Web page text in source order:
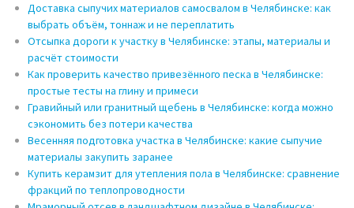
Доставка сыпучих материалов самосвалом в Челябинске: как
выбрать объём, тоннаж и не переплатить
Отсыпка дороги к участку в Челябинске: этапы, материалы и
расчёт стоимости
Как проверить качество привезённого песка в Челябинске:
простые тесты на глину и примеси
Гравийный или гранитный щебень в Челябинске: когда можно
сэкономить без потери качества
Весенняя подготовка участка в Челябинске: какие сыпучие
материалы закупить заранее
Купить керамзит для утепления пола в Челябинске: сравнение
фракций по теплопроводности